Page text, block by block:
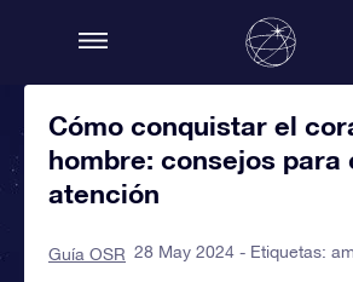
Cómo conquistar el
hombre: consejos para
atención
Guía OSR 28 May 2024 - Etiquetas: